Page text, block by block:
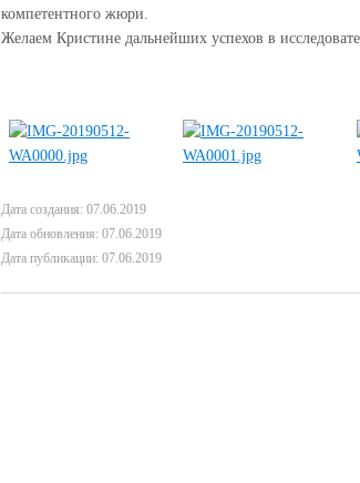
компетентного жюри.
Желаем Кристине дальнейших успехов в
Дата создания: 07.06.2019
Дата обновления: 07.06.2019
Дата публикации: 07.06.2019